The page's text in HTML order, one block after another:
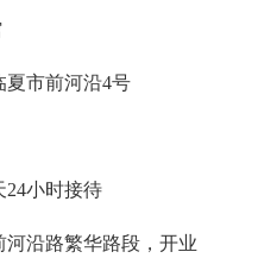
夏市前河沿4号
24小时接待
沿路繁华路段，开业